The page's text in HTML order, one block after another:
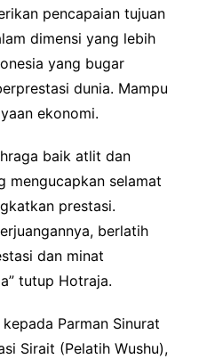
pencapaian tujuan
dimensi yang lebih
yang bugar
dunia. Mampu
ekonomi.
baik atlit dan
mengucapkan selamat
prestasi.
berlatih
dan minat
tutup Hotraja.
Parman Sinurat
Sirait (Pelatih Wushu),